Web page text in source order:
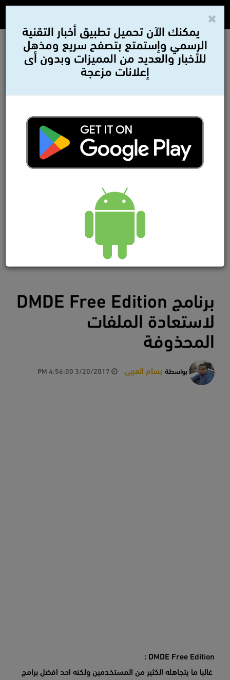
برنامج DMDE Free Edition
لاستعادة الملفات
المحذوفة
بواسطة بسام العربى
DMDE Free Edition :
غالبا ما يتجاهله الكثير من المستخدمين ولكنه احد افضل برامج
يمكنك الآن تحميل تطبيق أخبار التقنية
الرسمي وإستمتع بتصفح سريع ومذهل
للأخبار والعديد من المميزات وبدون أى
إعلانات مزعجة